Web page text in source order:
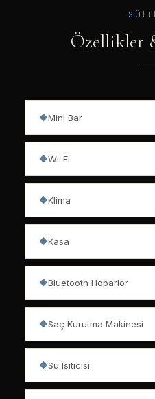
Özellikler
◆Mini Bar
◆Wi-Fi
◆Klima
◆Kasa
◆Bluetooth Hoparlör
◆Saç Kurutma Makinesi
◆Su Isıtıcısı